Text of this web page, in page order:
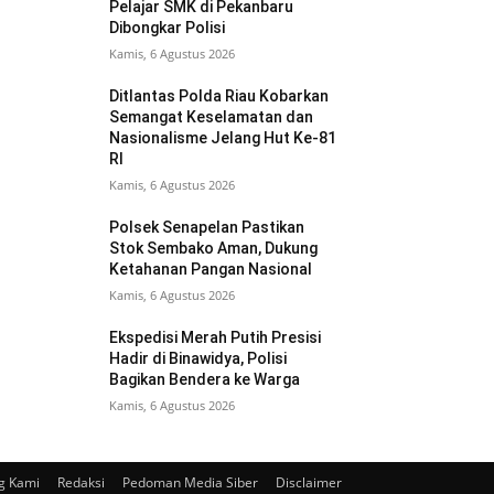
Pelajar SMK di Pekanbaru
Dibongkar Polisi
Kamis, 6 Agustus 2026
Ditlantas Polda Riau Kobarkan
Semangat Keselamatan dan
Nasionalisme Jelang Hut Ke-81
RI
Kamis, 6 Agustus 2026
Polsek Senapelan Pastikan
Stok Sembako Aman, Dukung
Ketahanan Pangan Nasional
Kamis, 6 Agustus 2026
Ekspedisi Merah Putih Presisi
Hadir di Binawidya, Polisi
Bagikan Bendera ke Warga
Kamis, 6 Agustus 2026
Kami Redaksi Pedoman Media Siber Disclaimer